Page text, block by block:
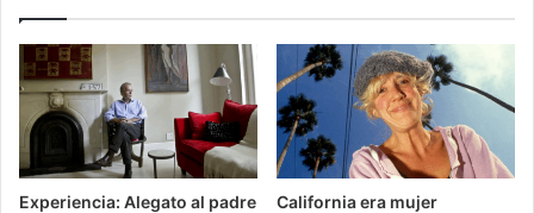
Experiencia: Alegato al padre California era mujer